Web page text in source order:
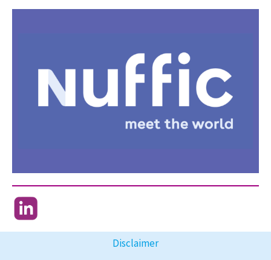
Disclaimer